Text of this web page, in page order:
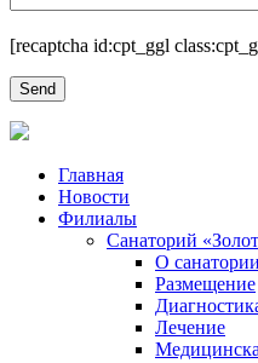
[recaptcha id:cpt_ggl
Главная
Новости
Филиалы
Санаторий
О санатории
Размещение
Лечение